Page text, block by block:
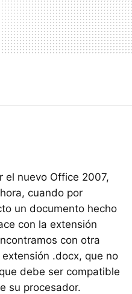
el nuevo Office 2007,
cuando por
un documento hecho
con la extensión
con otra
.docx, que no
debe ser compatible
su procesador.